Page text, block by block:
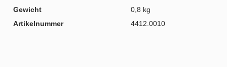
Gewicht
0,8 kg
Artikelnummer
4412.0010